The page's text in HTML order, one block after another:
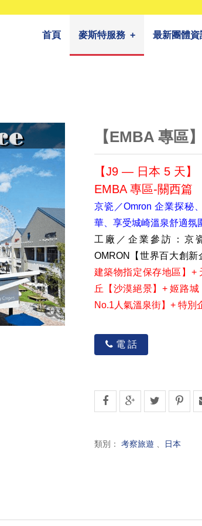
首頁 麥斯特服務 + 最新團體資
【EMBA 專區
【J9 — 日本 5 天】
EMBA 專區-關西篇
京瓷／Omron 企業探秘
華、享受城崎溫泉舒適氛
工廠／企業參訪：京
OMRON【世界百大創新
建築物指定保存地區】+
丘【沙漠絕景】+ 姬路
No.1人氣溫泉街】+ 特別
電 話
類別： 考察旅遊 日本